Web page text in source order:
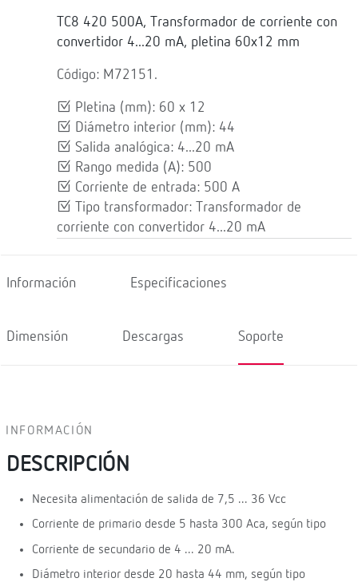
TC8 420 500A, Transformador de corriente con
convertidor 4...20 mA, pletina 60x12 mm
Código: M72151.
Pletina (mm): 60 x 12
Diámetro interior (mm): 44
Salida analógica: 4...20 mA
Rango medida (A): 500
Corriente de entrada: 500 A
Tipo transformador: Transformador de
corriente con convertidor 4...20 mA
Información Especificaciones
Dimensión Descargas Soporte
INFORMACIÓN
DESCRIPCIÓN
Necesita alimentación de salida de 7,5 ... 36 Vcc
Corriente de primario desde 5 hasta 300 Aca, según tipo
Corriente de secundario de 4 ... 20 mA.
Diámetro interior desde 20 hasta 44 mm, según tipo